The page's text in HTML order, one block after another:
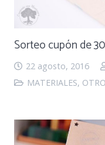
Sorteo cupón de
22 agosto, 2016
MATERIALES,